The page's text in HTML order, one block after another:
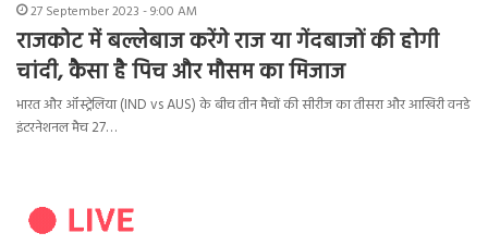
27 September 2023 - 9:00 AM
राजकोट में बल्लेबाज करेंगे राज या गेंदबाजों की होगी
चांदी, कैसा है पिच और मौसम का मिजाज
भारत और ऑस्ट्रेलिया (IND vs AUS) के बीच तीन मैचों की सीरीज का तीसरा और आखिरी वनडे
इंटरनेशनल मैच 27…